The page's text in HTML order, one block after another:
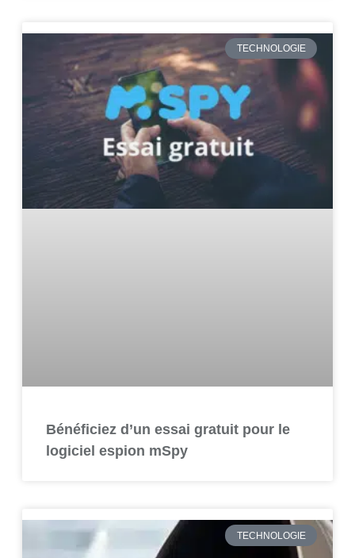
TECHNOLOGIE
Bénéficiez d’un essai gratuit pour le
logiciel espion mSpy
TECHNOLOGIE